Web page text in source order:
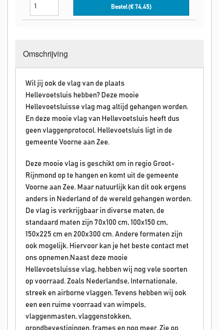
Bestel (€74,45)
Omschrijving
Wil jij ook de vlag van de plaats
Hellevoetsluis hebben? Deze mooie
Hellevoetsluisse vlag mag altijd gehangen worden.
En deze mooie vlag van Hellevoetsluis heeft dus
geen vlaggenprotocol. Hellevoetsluis ligt in de
gemeente Voorne aan Zee.
Deze mooie vlag is geschikt om in regio Groot-
Rijnmond op te hangen en komt uit de gemeente
Voorne aan Zee. Maar natuurlijk kan dit ook ergens
anders in Nederland of de wereld gehangen worden.
De vlag is verkrijgbaar in diverse maten, de
standaard maten zijn 70x100 cm, 100x150 cm,
150x225 cm en 200x300 cm. Andere formaten zijn
ook mogelijk. Hiervoor kan je het beste contact met
ons opnemen.Naast deze mooie
Hellevoetsluisse vlag, hebben wij nog vele soorten
op voorraad. Zoals Nederlandse, Internationale,
streek en airborne vlaggen. Tevens hebben wij ook
een een ruime voorraad van wimpels,
vlaggenmasten, vlaggenstokken,
grondbevestigingen, frames en nog meer. Zie op